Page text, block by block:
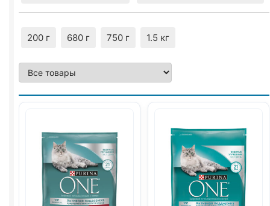
200 г 680 г 750 г 1.5 кг